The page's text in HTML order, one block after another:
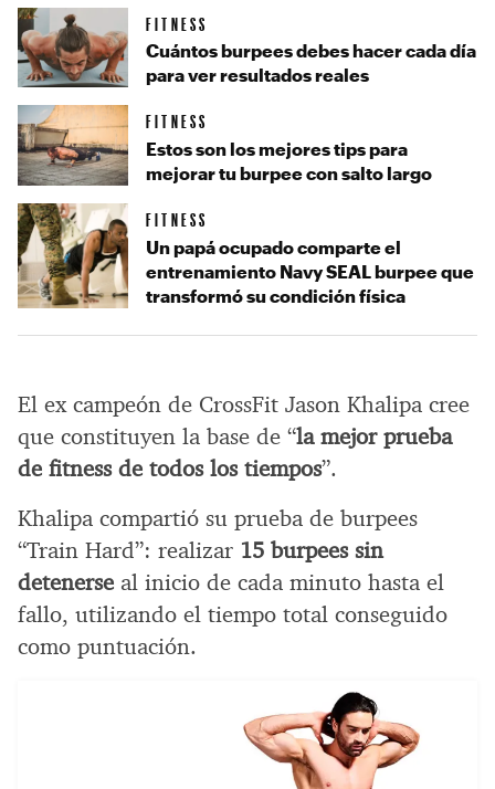
El ex campeón de CrossFit Jason Khalipa cree
que constituyen la base de “la mejor prueba
de fitness de todos los tiempos”.
Khalipa compartió su prueba de burpees
“Train Hard”: realizar 15 burpees sin
detenerse al inicio de cada minuto hasta el
fallo, utilizando el tiempo total conseguido
como puntuación.
FITNESS
Cuántos burpees debes hacer cada día
para ver resultados reales
FITNESS
Estos son los mejores tips para
mejorar tu burpee con salto largo
FITNESS
Un papá ocupado comparte el
entrenamiento Navy SEAL burpee que
transformó su condición física